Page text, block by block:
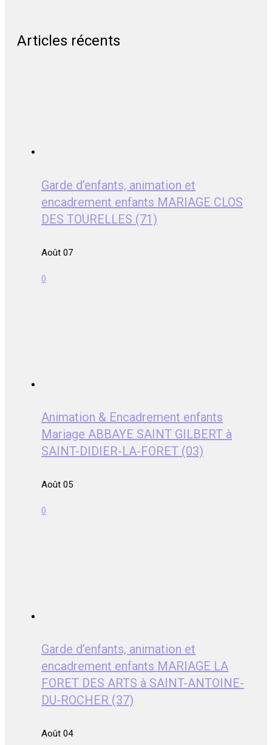
Articles récents
Garde d’enfants, animation et
encadrement enfants MARIAGE CLOS
DES TOURELLES (71)
Août 07
0
Animation & Encadrement enfants
Mariage ABBAYE SAINT GILBERT à
SAINT-DIDIER-LA-FORET (03)
Août 05
0
Garde d’enfants, animation et
encadrement enfants MARIAGE LA
FORET DES ARTS à SAINT-ANTOINE-
DU-ROCHER (37)
Août 04